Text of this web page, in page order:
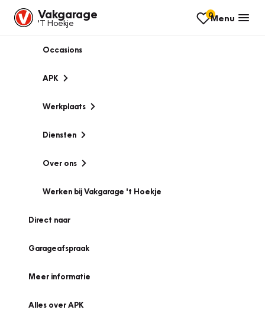
Vakgarage
'T Hoekje
0Menu
Occasions
APK
Werkplaats
Diensten
Over ons
Werken bij Vakgarage 't Hoekje
Direct naar
Garageafspraak
Meer informatie
Alles over APK